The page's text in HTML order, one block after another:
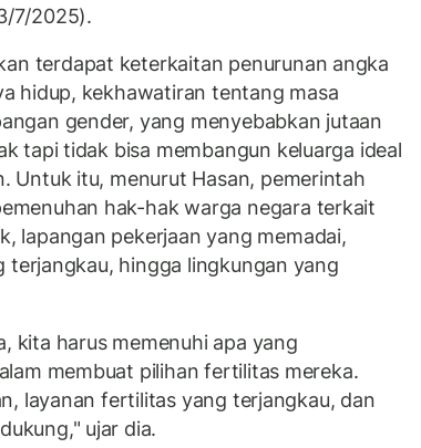
7/2025).
terdapat keterkaitan penurunan angka
hidup, kekhawatiran tentang masa
gender, yang menyebabkan jutaan
tapi tidak bisa membangun keluarga ideal
Untuk itu, menurut Hasan, pemerintah
hak-hak warga negara terkait
lapangan pekerjaan yang memadai,
terjangkau, hingga lingkungan yang
kita harus memenuhi apa yang
membuat pilihan fertilitas mereka.
layanan fertilitas yang terjangkau, dan
ujar dia.